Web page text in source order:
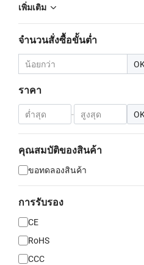
เพิ่มเติม
จำนวนสั่งซื้อขั้นต่ำ
ราคา
-
คุณสมบัติของสินค้า
ขอทดลองสินค้า
การรับรอง
CE
RoHS
CCC